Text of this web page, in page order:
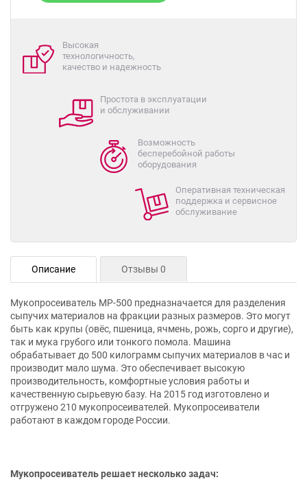
Высокая
технологичность,
качество и надежность
Простота в эксплуатации
и обслуживании
Возможность
бесперебойной работы
оборудования
Оперативная техническая
поддержка и сервисное
обслуживание
Описание Отзывы 0
Мукопросеиватель МР-500 предназначается для разделения
сыпучих материалов на фракции разных размеров. Это могут
быть как крупы (овёс, пшеница, ячмень, рожь, сорго и другие),
так и мука грубого или тонкого помола. Машина
обрабатывает до 500 килограмм сыпучих материалов в час и
производит мало шума. Это обеспечивает высокую
производительность, комфортные условия работы и
качественную сырьевую базу. На 2015 год изготовлено и
отгружено 210 мукопросеивателей. Мукопросеиватели
работают в каждом городе России.
Мукопросеиватель решает несколько задач: